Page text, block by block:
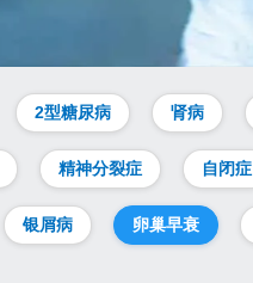
2型糖尿病 肾病
精神分裂症 自闭症
银屑病 卵巢早衰